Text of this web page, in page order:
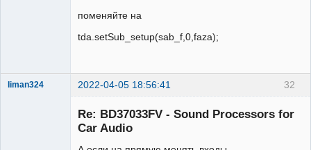
поменяйте на
tda.setSub_setup(sab_f,0,faza);
32
liman324 2022-04-05 18:56:41
Re: BD37033FV - Sound Processors for
Car Audio